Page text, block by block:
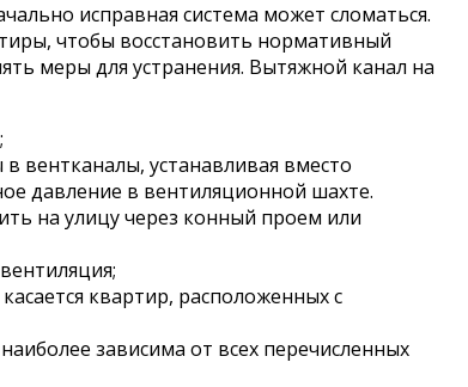
исправная система может сломаться.
чтобы восстановить нормативный
меры для устранения. Вытяжной канал на
вентканалы, устанавливая вместо
давление в вентиляционной шахте.
на улицу через конный проем или
квартир, расположенных с
зависима от всех перечисленных